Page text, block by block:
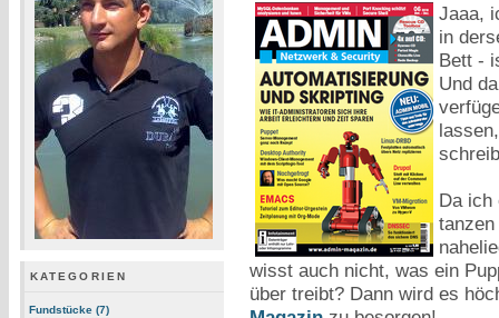
KATEGORIEN
Fundstücke (7)
Jaaa,
in
Bett -
Und
Da ich
wisst auch nicht, was ein
über treibt? Dann wird es